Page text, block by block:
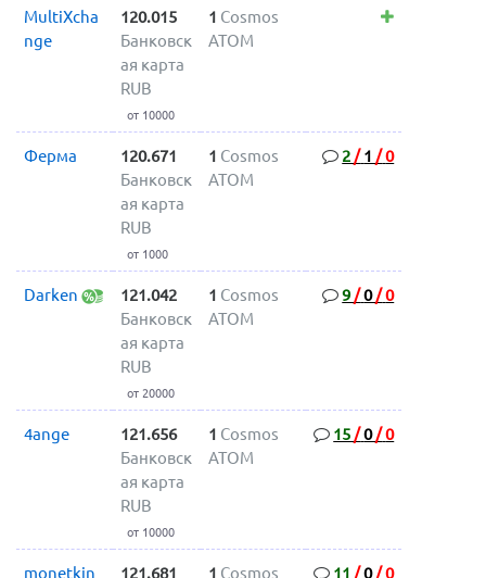
MultiXcha
nge
120.015
Банковск
ая карта
RUB
от 10000
1 Cosmos
ATOM
Ферма
120.671
Банковск
ая карта
RUB
от 1000
1 Cosmos
ATOM
2 / 1 /0
Darken
121.042
Банковск
ая карта
RUB
от 20000
1 Cosmos
ATOM
9 /0/0
4ange
121.656
Банковск
ая карта
RUB
от 10000
1 Cosmos
ATOM
15 /0/0
monetkin
121.681
1 Cosmos
11 /0/0